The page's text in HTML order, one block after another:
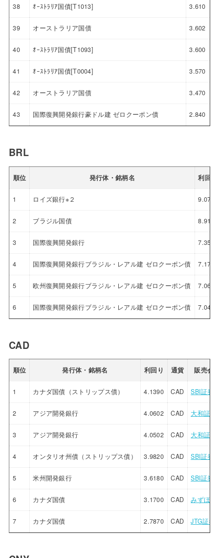
38 ｵｰｽﾄﾗﾘｱ国債[T1013] 3.610
39 オーストラリア国債 3.602
40 ｵｰｽﾄﾗﾘｱ国債[T1093] 3.600
41 ｵｰｽﾄﾗﾘｱ国債[T0004] 3.570
42 オーストラリア国債 3.470
43 国際復興開発銀行豪ドル建 ゼロクーポン債 2.840
BRL
順位 発行体・銘柄名 利回り
1 ロイズ銀行※２ 9.076
2 ブラジル国債 8.916
3 国際復興開発銀行 7.353
4 国際復興開発銀行ブラジル・レアル建 ゼロクーポン債 7.179
5 欧州復興開発銀行ブラジル・レアル建 ゼロクーポン債 7.068
6 国際復興開発銀行ブラジル・レアル建 ゼロクーポン債 7.040
CAD
順位 発行体・銘柄名 利回り 通貨 販売会
1 カナダ国債（ストリップス債） 4.1390 CAD SBI証券
2 アジア開発銀行 4.0602 CAD 大和証券
3 アジア開発銀行 4.0502 CAD 大和証券
4 オンタリオ州債（ストリップス債） 3.9820 CAD SBI証券
5 米州開発銀行 3.6180 CAD SBI証券
6 カナダ国債 3.1700 CAD みずほ証
7 カナダ国債 2.7870 CAD JTG証券